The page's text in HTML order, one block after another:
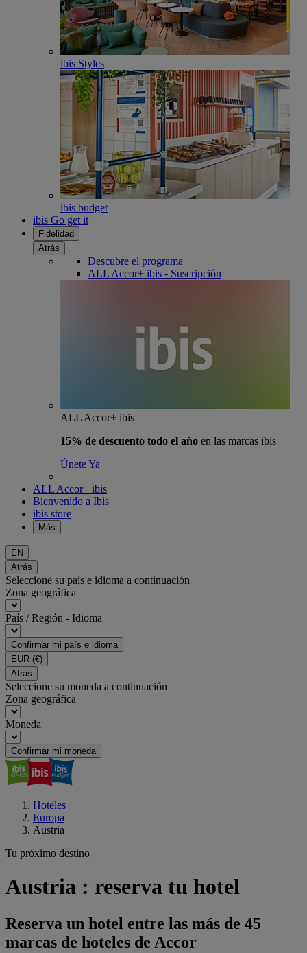
ibis Styles
ibis budget
ibis Go get it
Fidelidad
Atrás
Descubre el programa
ALL Accor+ ibis - Suscripción
ALL Accor+ ibis
15% de descuento todo el año en las marcas ibis
Únete Ya
ALL Accor+ ibis
Bienvenido a Ibis
ibis store
Más
EN
Atrás
Seleccione su país e idioma a continuación
Zona geográfica
País / Región - Idioma
Confirmar mi país e idioma
EUR (€)
Atrás
Seleccione su moneda a continuación
Zona geográfica
Moneda
Confirmar mi moneda
Hoteles
Europa
Austria
Tu próximo destino
Austria : reserva tu hotel
Reserva un hotel entre las más de 45
marcas de hoteles de Accor